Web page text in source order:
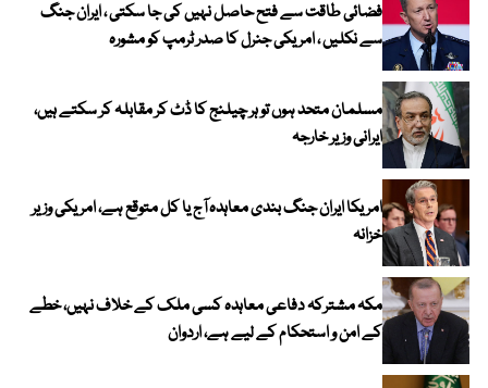
فضائی طاقت سے فتح حاصل نہیں کی جا سکتی ، ایران جنگ
سے نکلیں ، امریکی جنرل کا صدر ٹرمپ کو مشورہ
مسلمان متحد ہوں تو ہر چیلنج کا ڈٹ کر مقابلہ کر سکتے ہیں،
ایرانی وزیر خارجہ
امریکا ایران جنگ بندی معاہدہ آج یا کل متوقع ہے، امریکی وزیر
خزانہ
مکہ مشترکہ دفاعی معاہدہ کسی ملک کے خلاف نہیں، خطے
کے امن و استحکام کے لیے ہے، اردوان